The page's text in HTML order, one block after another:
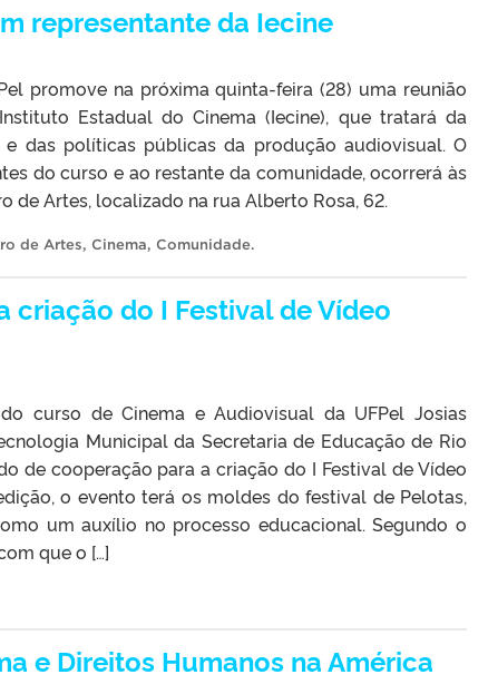
representante da Iecine
promove na próxima quinta-feira (28) uma reunião
Estadual do Cinema (Iecine), que tratará da
e das políticas públicas da produção audiovisual. O
do curso e ao restante da comunidade, ocorrerá às
de Artes, localizado na rua Alberto Rosa, 62.
de Artes, Cinema, Comunidade.
criação do I Festival de Vídeo
curso de Cinema e Audiovisual da UFPel Josias
Municipal da Secretaria de Educação de Rio
de cooperação para a criação do I Festival de Vídeo
o evento terá os moldes do festival de Pelotas,
um auxílio no processo educacional. Segundo o
que o […]
e Direitos Humanos na América